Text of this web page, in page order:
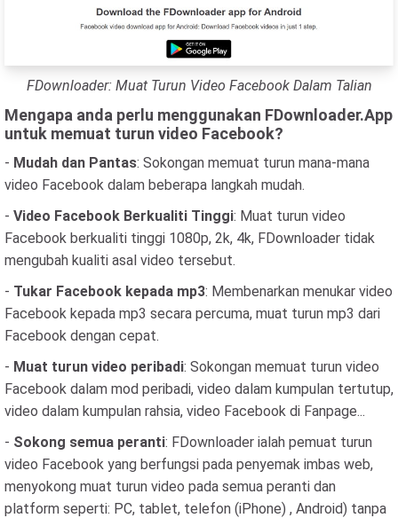
FDownloader: Muat Turun Video Facebook Dalam Talian
Mengapa anda perlu menggunakan FDownloader.App
untuk memuat turun video Facebook?
- Mudah dan Pantas: Sokongan memuat turun mana-mana
video Facebook dalam beberapa langkah mudah.
- Video Facebook Berkualiti Tinggi: Muat turun video
Facebook berkualiti tinggi 1080p, 2k, 4k, FDownloader tidak
mengubah kualiti asal video tersebut.
- Tukar Facebook kepada mp3: Membenarkan menukar video
Facebook kepada mp3 secara percuma, muat turun mp3 dari
Facebook dengan cepat.
- Muat turun video peribadi: Sokongan memuat turun video
Facebook dalam mod peribadi, video dalam kumpulan tertutup,
video dalam kumpulan rahsia, video Facebook di Fanpage...
- Sokong semua peranti: FDownloader ialah pemuat turun
video Facebook yang berfungsi pada penyemak imbas web,
menyokong muat turun video pada semua peranti dan
platform seperti: PC, tablet, telefon (iPhone) , Android) tanpa